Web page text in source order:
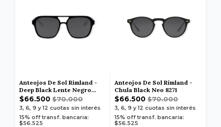
Anteojos De Sol Rimland -
Deep Black Lente Negro
8364
$66.500 $70.000
3, 6, 9 y 12 cuotas sin interés
15% off transf. bancaria:
$56.525
Anteojos De Sol Rimland -
Chula Black Neo 8271
$66.500 $70.000
3, 6, 9 y 12 cuotas sin interés
15% off transf. bancaria:
$56.525